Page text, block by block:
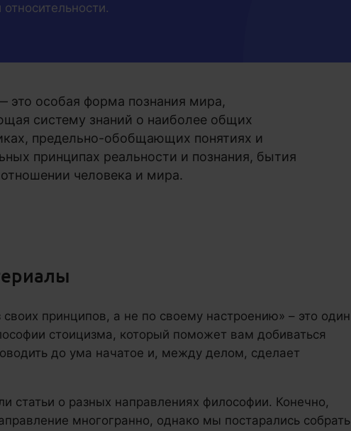
это особая форма познания мира,
систему знаний о наиболее общих
предельно-обобщающих понятиях и
принципах реальности и познания, бытия
человека и мира.
своих принципов, а не по своему настроению» – это один
стоицизма, который поможет вам добиваться
до ума начатое и, между делом, сделает
статьи о разных направлениях философии. Конечно,
многогранно, однако мы постарались собрать